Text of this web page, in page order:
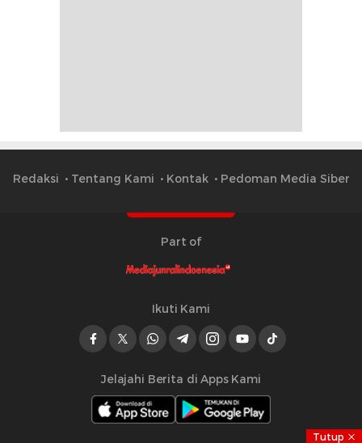
Redaksi Tentang Kami Kontak Pedoman Media Siber
Part of
Ikuti Kami
Jelajahi Berita di Apps Kami
Tutup